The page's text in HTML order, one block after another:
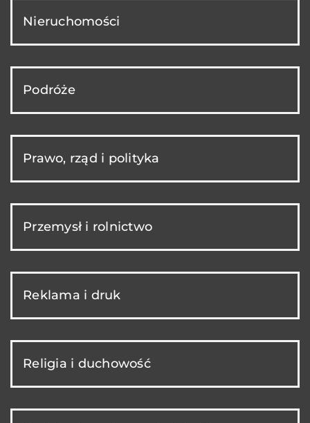
Nieruchomości
Podróże
Prawo, rząd i polityka
Przemysł i rolnictwo
Reklama i druk
Religia i duchowość